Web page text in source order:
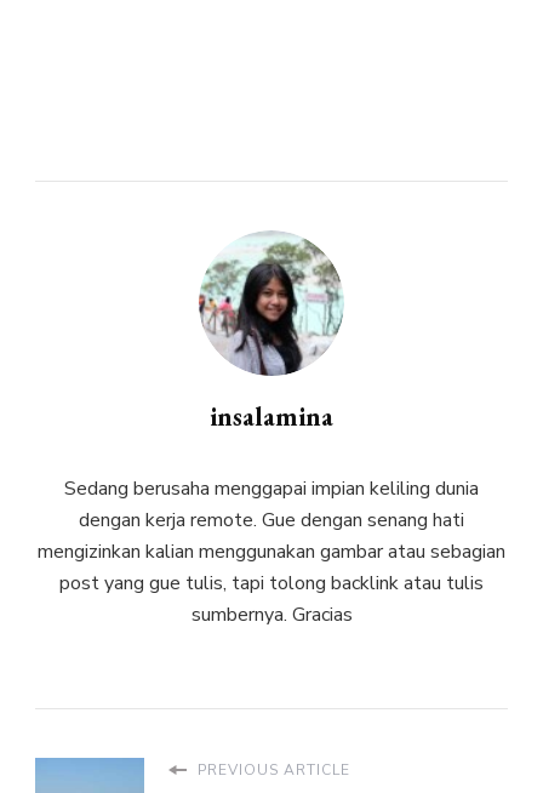
insalamina
Sedang berusaha menggapai impian keliling dunia
dengan kerja remote. Gue dengan senang hati
mengizinkan kalian menggunakan gambar atau sebagian
post yang gue tulis, tapi tolong backlink atau tulis
sumbernya. Gracias
PREVIOUS ARTICLE